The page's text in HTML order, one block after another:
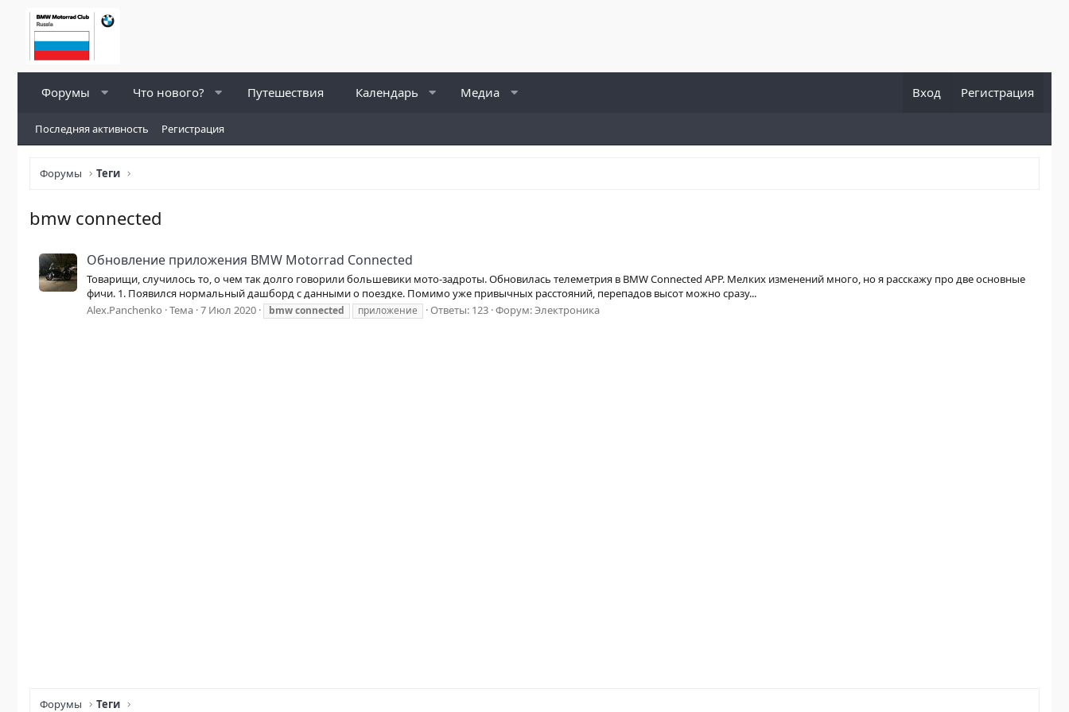
Форумы Что нового? Путешествия Календарь Медиа Вход Регистрация
Последняя активность Регистрация
Форумы Теги
bmw connected
Обновление приложения BMW Motorrad Connected
Товарищи, случилось то, о чем так долго говорили большевики мото-задроты. Обновилась телеметрия в BMW Connected APP. Мелких изменений много, но я расскажу про две основные
фичи. 1. Появился нормальный дашборд с данными о поездке. Помимо уже привычных расстояний, перепадов высот можно сразу...
Alex.Panchenko Тема 7 Июл 2020 bmwconnected приложение Ответы: 123 Форум:Электроника
Форумы Теги